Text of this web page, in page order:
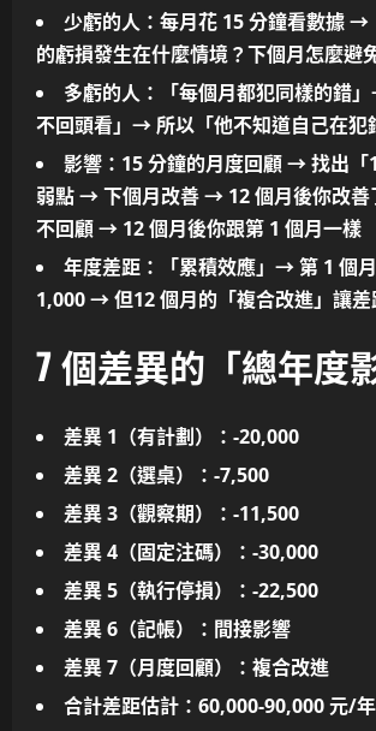
少虧的人 ：每月花 15 分鐘看數據 →
的虧損發生在什麼情境？下個月怎麼避
多虧的人 ： 「每個月都犯同樣的錯」
不回頭看」→ 所以「他不知道自己在犯
影響 ：15 分鐘的月度回顧 → 找出
弱點 → 下個月改善→ 12 個月後你改
不回顧 → 12 個月後你跟第 1 個月一樣
年度差距 ： 「累積效應」 → 第 1 個
1,000 → 但12 個月的「複合改進」讓
7 個差異的「總年度
差異 1（有計劃）： -20,000
差異 2（選桌）： -7,500
差異 3（觀察期）： -11,500
差異 4（固定注碼）： -30,000
差異 5（執行停損）： -22,500
差異 6（記帳）：間接影響
差異 7（月度回顧）：複合改進
合計差距估計：60,000-90,000 元/年